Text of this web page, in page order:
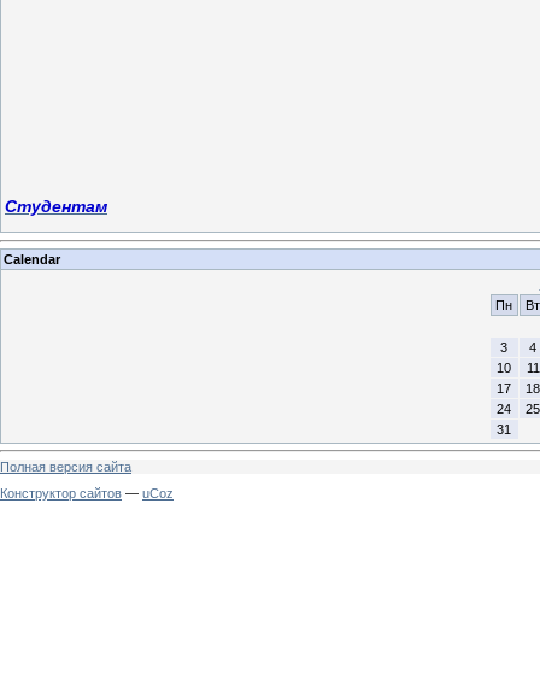
Студентам
Calendar
Пн
Вт
3
4
10
11
17
18
24
25
31
Полная версия сайта
Конструктор сайтов — uCoz